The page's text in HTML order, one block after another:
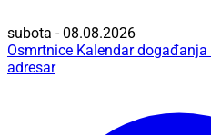
subota - 08.08.2026
Osmrtnice Kalendar događanja
adresar